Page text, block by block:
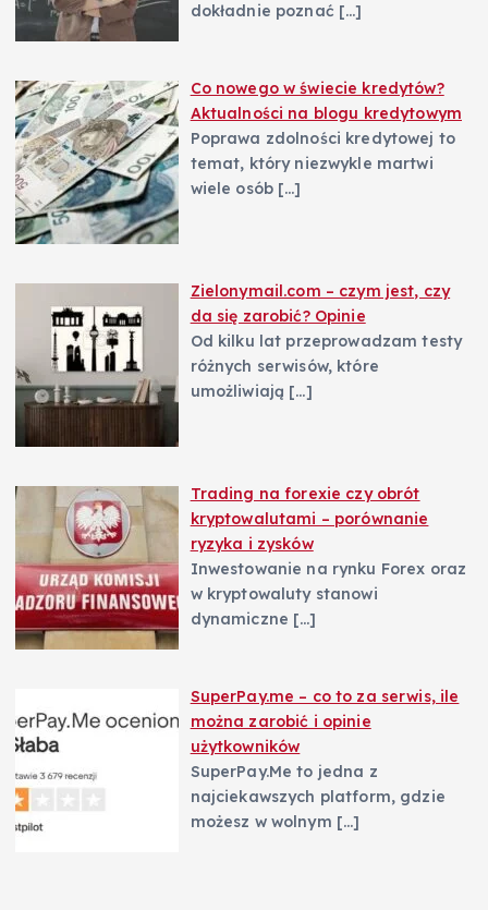
dokładnie poznać […]
Co nowego w świecie kredytów?
Aktualności na blogu kredytowym
Poprawa zdolności kredytowej to
temat, który niezwykle martwi
wiele osób […]
Zielonymail.com – czym jest, czy
da się zarobić? Opinie
Od kilku lat przeprowadzam testy
różnych serwisów, które
umożliwiają […]
Trading na forexie czy obrót
kryptowalutami – porównanie
ryzyka i zysków
Inwestowanie na rynku Forex oraz
w kryptowaluty stanowi
dynamiczne […]
SuperPay.me – co to za serwis, ile
można zarobić i opinie
użytkowników
SuperPay.Me to jedna z
najciekawszych platform, gdzie
możesz w wolnym […]